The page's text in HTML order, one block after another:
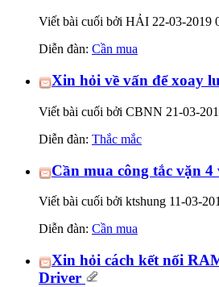
Viết bài cuối bởi HẢI 22-03-2019
Diễn đàn: Cần mua
Xin hỏi về vấn để xoay
Viết bài cuối bởi CBNN 21-03-
Diễn đàn: Thắc mắc
Cần mua công tắc vặn
Viết bài cuối bởi ktshung 11-03-
Diễn đàn: Cần mua
Xin hỏi cách kết nối
Driver